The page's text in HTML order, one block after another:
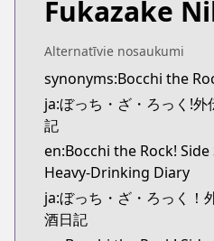
Official Raw
https://comic-fuz.com/
Kitsu
Kitsu
https://kitsu.app/
CDJapan
https://www.anime-
MangaUpdates
MangaUpdates
Fukazake
Alternatīvie nosaukumi
ja:ぼっち・ざ・ろっく!外
記
en:Bocchi the Rock!
Heavy-Drinking Diary
ja:ぼっち・ざ・ろっく
酒日記